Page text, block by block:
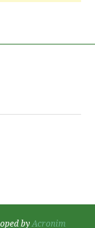
byAcronim